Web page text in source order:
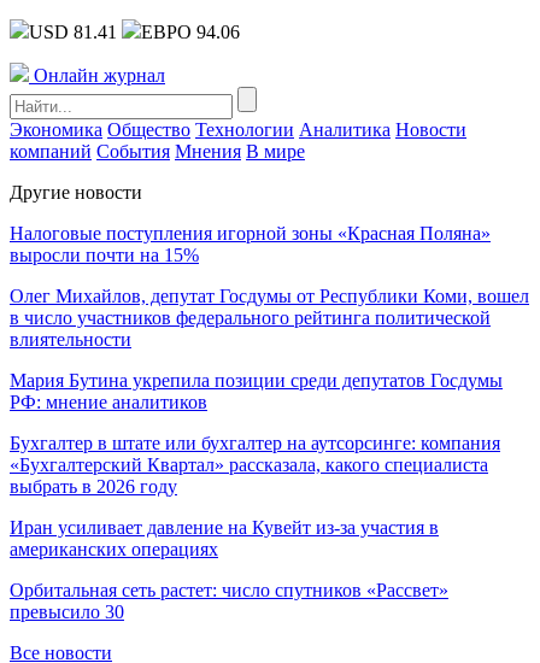
USD 81.41 ЕВРО 94.06
Онлайн журнал
Экономика Общество Технологии Аналитика Новости
компаний События Мнения В мире
Другие новости
Налоговые поступления игорной зоны «Красная Поляна»
выросли почти на 15%
Олег Михайлов, депутат Госдумы от Республики Коми, вошел
в число участников федерального рейтинга политической
влиятельности
Мария Бутина укрепила позиции среди депутатов Госдумы
РФ: мнение аналитиков
Бухгалтер в штате или бухгалтер на аутсорсинге: компания
«Бухгалтерский Квартал» рассказала, какого специалиста
выбрать в 2026 году
Иран усиливает давление на Кувейт из-за участия в
американских операциях
Орбитальная сеть растет: число спутников «Рассвет»
превысило 30
Все новости